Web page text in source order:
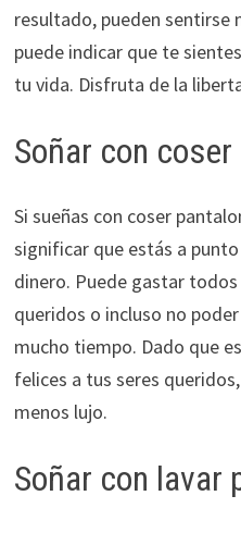
resultado, pueden sentirse
puede indicar que te
tu vida. Disfruta de la
Soñar con
Si sueñas con coser
significar que estás a
dinero. Puede gastar todos
queridos o incluso no
mucho tiempo. Dado que
felices a tus seres
menos lujo.
Soñar con lavar